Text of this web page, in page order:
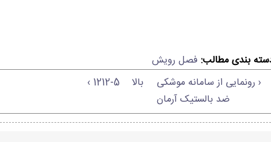
بندی مطالب: فصل رویش
‹ رونمایی از سامانه موشکی
ضد بالستیک آرمان
بالا 1212-5 ›